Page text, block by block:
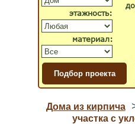
материал:
этажность:
Дома из кирпича
участка с